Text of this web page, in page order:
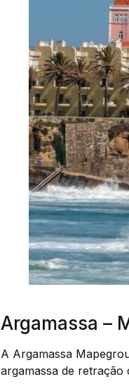
Argamassa –
A Argamassa
argamassa de